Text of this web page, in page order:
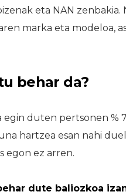
eta NAN zenbakia.
marka eta modeloa,
behar da?
duten pertsonen %
hartzea esan nahi
egon ez arren.
dute baliozkoa